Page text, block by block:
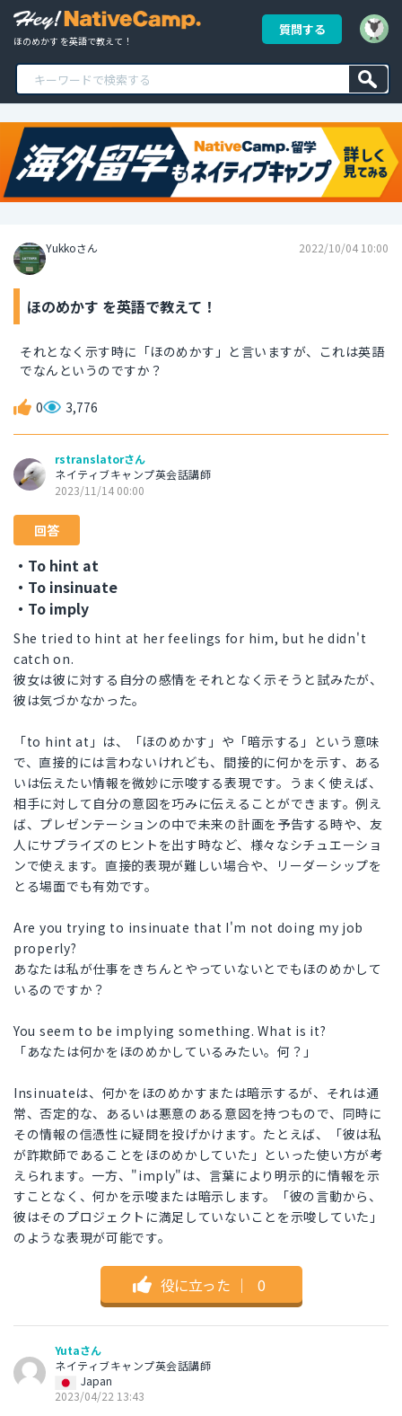
ほのめかす を英語で教えて！
質問する
Yukkoさん 2022/10/04 10:00
ほのめかす を英語で教えて！
それとなく示す時に「ほのめかす」と言いますが、これは英語
でなんというのですか？
0 3,776
rstranslatorさん
ネイティブキャンプ英会話講師
2023/11/14 00:00
回答
・To hint at
・To insinuate
・To imply
She tried to hint at her feelings for him, but he didn't
catch on.
彼女は彼に対する自分の感情をそれとなく示そうと試みたが、
彼は気づかなかった。
「to hint at」は、「ほのめかす」や「暗示する」という意味
で、直接的には言わないけれども、間接的に何かを示す、ある
いは伝えたい情報を微妙に示唆する表現です。うまく使えば、
相手に対して自分の意図を巧みに伝えることができます。例え
ば、プレゼンテーションの中で未来の計画を予告する時や、友
人にサプライズのヒントを出す時など、様々なシチュエーショ
ンで使えます。直接的表現が難しい場合や、リーダーシップを
とる場面でも有効です。
Are you trying to insinuate that I'm not doing my job
properly?
あなたは私が仕事をきちんとやっていないとでもほのめかして
いるのですか？
You seem to be implying something. What is it?
「あなたは何かをほのめかしているみたい。何？」
Insinuateは、何かをほのめかすまたは暗示するが、それは通
常、否定的な、あるいは悪意のある意図を持つもので、同時に
その情報の信憑性に疑問を投げかけます。たとえば、「彼は私
が詐欺師であることをほのめかしていた」といった使い方が考
えられます。一方、"imply"は、言葉により明示的に情報を示
すことなく、何かを示唆または暗示します。「彼の言動から、
彼はそのプロジェクトに満足していないことを示唆していた」
のような表現が可能です。
役に立った ｜ 0
Yutaさん
ネイティブキャンプ英会話講師
Japan
2023/04/22 13:43